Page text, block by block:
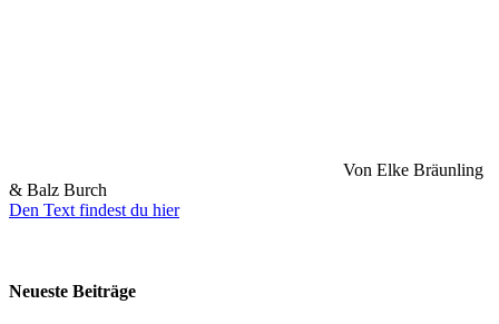
Von Elke Bräunling
& Balz Burch
Den Text findest du hier
Neueste Beiträge